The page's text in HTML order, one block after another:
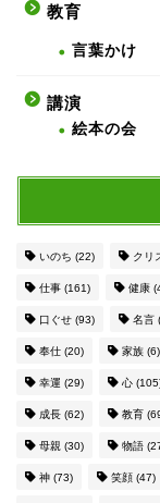
教育
言葉かけ
講演
絵本の会
いのち (22) クリ
仕事 (161) 健康
口ぐせ (93) 名言
奉仕 (20) 家族 (6)
幸運 (29) 心
成長 (62) 教育
母親 (30) 物語
神 (73) 笑顔 (47)